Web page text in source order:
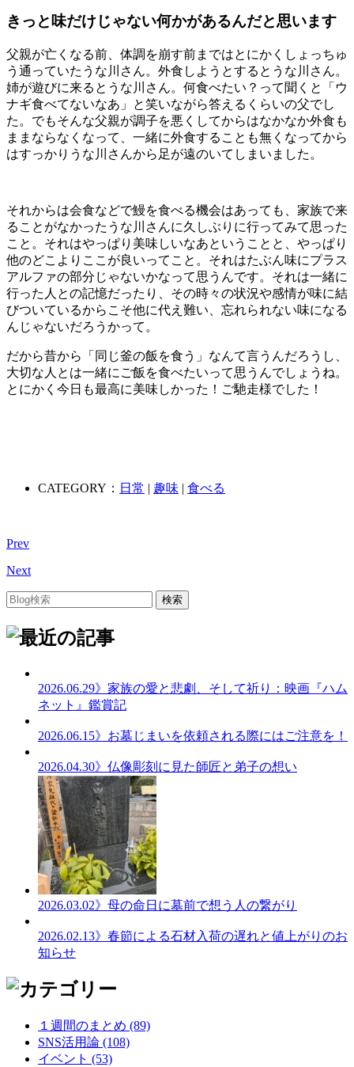
きっと味だけじゃない何かがあるんだと思います
父親が亡くなる前、体調を崩す前まではとにかくしょっちゅ
う通っていたうな川さん。外食しようとするとうな川さん。
姉が遊びに来るとうな川さん。何食べたい？って聞くと「ウ
ナギ食べてないなあ」と笑いながら答えるくらいの父でし
た。でもそんな父親が調子を悪くしてからはなかなか外食も
ままならなくなって、一緒に外食することも無くなってから
はすっかりうな川さんから足が遠のいてしまいました。
それからは会食などで鰻を食べる機会はあっても、家族で来
ることがなかったうな川さんに久しぶりに行ってみて思った
こと。それはやっぱり美味しいなあということと、やっぱり
他のどこよりここが良いってこと。それはたぶん味にプラス
アルファの部分じゃないかなって思うんです。それは一緒に
行った人との記憶だったり、その時々の状況や感情が味に結
びついているからこそ他に代え難い、忘れられない味になる
んじゃないだろうかって。
だから昔から「同じ釜の飯を食う」なんて言うんだろうし、
大切な人とは一緒にご飯を食べたいって思うんでしょうね。
とにかく今日も最高に美味しかった！ご馳走様でした！
CATEGORY： 日常 | 趣味 | 食べる
Prev
Next
2026.06.29》家族の愛と悲劇、そして祈り：映画『ハム
ネット』鑑賞記
2026.06.15》お墓じまいを依頼される際にはご注意を！
2026.04.30》仏像彫刻に見た師匠と弟子の想い
2026.03.02》母の命日に墓前で想う人の繋がり
2026.02.13》春節による石材入荷の遅れと値上がりのお
知らせ
１週間のまとめ (89)
SNS活用論 (108)
イベント (53)